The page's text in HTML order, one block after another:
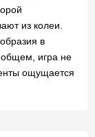
из колеи.
в
игра не
ощущается